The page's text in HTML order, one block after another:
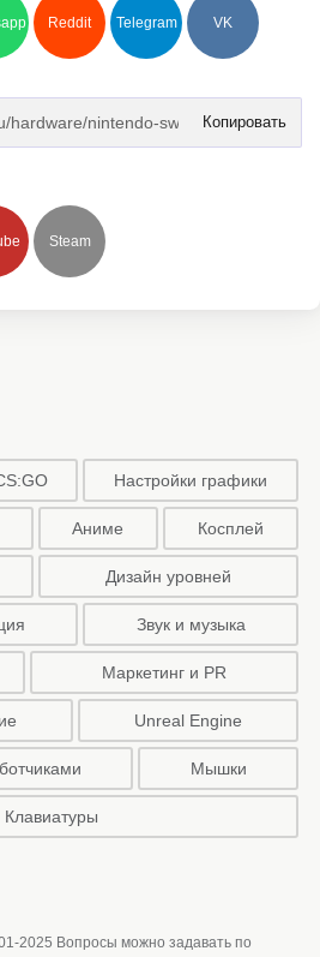
Reddit Telegram VK
Копировать
Steam
Настройки графики
Аниме Косплей
Дизайн уровней
Звук и музыка
Маркетинг и PR
Unreal Engine
Мышки
Клавиатуры
2025 Вопросы можно задавать по